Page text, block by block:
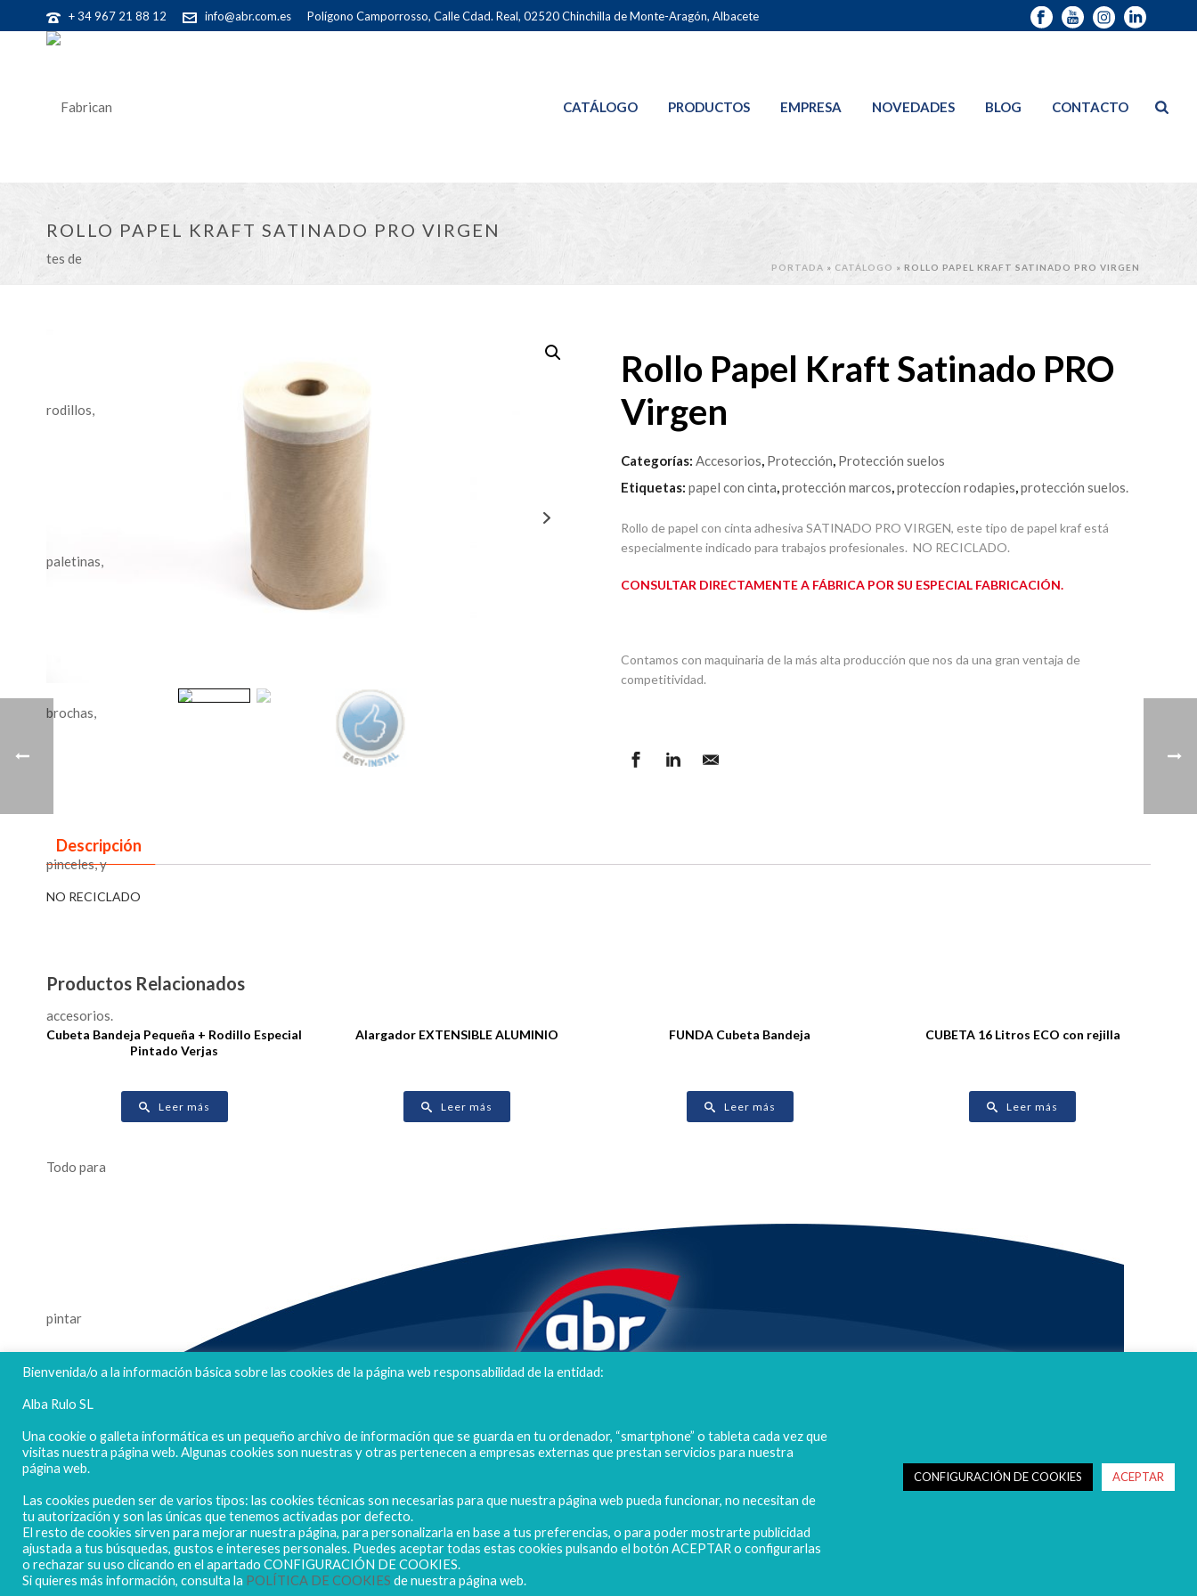
+ 34 967 21 88 12 info@abr.com.es Polígono Camporrosso, Calle Cdad. Real, 02520 Chinchilla de Monte-Aragón, Albacete
CATÁLOGO PRODUCTOS EMPRESA NOVEDADES BLOG CONTACTO
ROLLO PAPEL KRAFT SATINADO PRO VIRGEN
PORTADA » CATÁLOGO » ROLLO PAPEL KRAFT SATINADO PRO VIRGEN
Rollo Papel Kraft Satinado PRO
Virgen
Categorías: Accesorios, Protección, Protección suelos
Etiquetas: papel con cinta,protección marcos,proteccíon rodapies,protección suelos.
Rollo de papel con cinta adhesiva SATINADO PRO VIRGEN, este tipo de papel kraf está
especialmente indicado para trabajos profesionales. NO RECICLADO.
CONSULTAR DIRECTAMENTE A FÁBRICA POR SU ESPECIAL FABRICACIÓN.
Contamos con maquinaria de la más alta producción que nos da una gran ventaja de
competitividad.
Descripción
NO RECICLADO
Productos Relacionados
Cubeta Bandeja Pequeña + Rodillo Especial
Pintado Verjas
Leer más
Alargador EXTENSIBLE ALUMINIO
Leer más
FUNDA Cubeta Bandeja
Leer más
CUBETA 16 Litros ECO con rejilla
Leer más
(ALBACETE) Spain
Tel. + 34 967 218 812 - info@abr.com.es
Copyright ALBARULO © 2020 | Todos los derechos reservados
Bienvenida/o a la información básica sobre las cookies de la página web responsabilidad de la entidad:
Alba Rulo SL
Una cookie o galleta informática es un pequeño archivo de información que se guarda en tu ordenador, “smartphone” o tableta cada vez que
visitas nuestra página web. Algunas cookies son nuestras y otras pertenecen a empresas externas que prestan servicios para nuestra
página web.
Las cookies pueden ser de varios tipos: las cookies técnicas son necesarias para que nuestra página web pueda funcionar, no necesitan de
tu autorización y son las únicas que tenemos activadas por defecto.
El resto de cookies sirven para mejorar nuestra página, para personalizarla en base a tus preferencias, o para poder mostrarte publicidad
ajustada a tus búsquedas, gustos e intereses personales. Puedes aceptar todas estas cookies pulsando el botón ACEPTAR o configurarlas
o rechazar su uso clicando en el apartado CONFIGURACIÓN DE COOKIES.
Si quieres más información, consulta la POLÍTICA DE COOKIES de nuestra página web.
CONFIGURACIÓN DE COOKIES ACEPTAR